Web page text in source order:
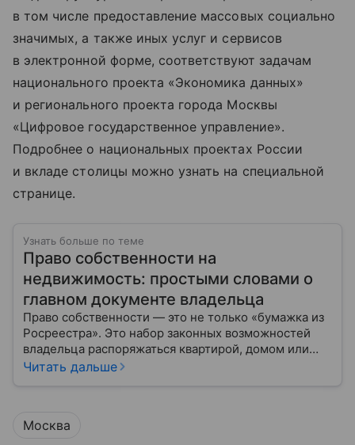
в том числе предоставление массовых социально
значимых, а также иных услуг и сервисов
в электронной форме, соответствуют задачам
национального проекта «Экономика данных»
и регионального проекта города Москвы
«Цифровое государственное управление».
Подробнее о национальных проектах России
и вкладе столицы можно узнать на специальной
странице.
Узнать больше по теме
Право собственности на
недвижимость: простыми словами о
главном документе владельца
Право собственности — это не только «бумажка из
Росреестра». Это набор законных возможностей
владельца распоряжаться квартирой, домом или
участком: жить, сдавать, продавать, дарить,
Читать дальше
Москва